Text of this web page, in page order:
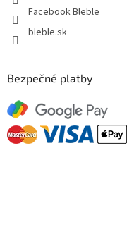
Facebook Bleble
bleble.sk
Bezpečné platby